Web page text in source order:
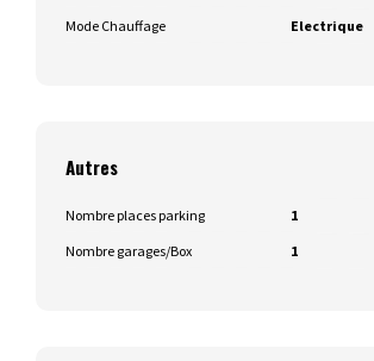
Mode Chauffage
Electrique
Autres
Nombre places parking
1
Nombre garages/Box
1